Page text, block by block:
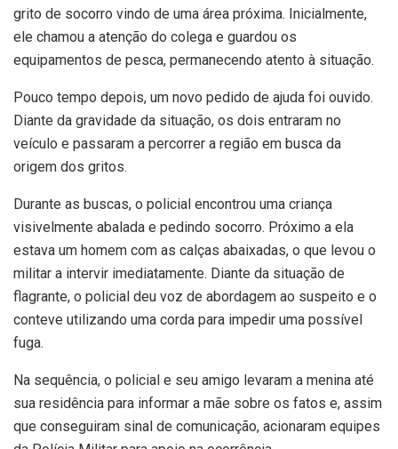
grito de socorro vindo de uma área próxima. Inicialmente,
ele chamou a atenção do colega e guardou os
equipamentos de pesca, permanecendo atento à situação.
Pouco tempo depois, um novo pedido de ajuda foi ouvido.
Diante da gravidade da situação, os dois entraram no
veículo e passaram a percorrer a região em busca da
origem dos gritos.
Durante as buscas, o policial encontrou uma criança
visivelmente abalada e pedindo socorro. Próximo a ela
estava um homem com as calças abaixadas, o que levou o
militar a intervir imediatamente. Diante da situação de
flagrante, o policial deu voz de abordagem ao suspeito e o
conteve utilizando uma corda para impedir uma possível
fuga.
Na sequência, o policial e seu amigo levaram a menina até
sua residência para informar a mãe sobre os fatos e, assim
que conseguiram sinal de comunicação, acionaram equipes